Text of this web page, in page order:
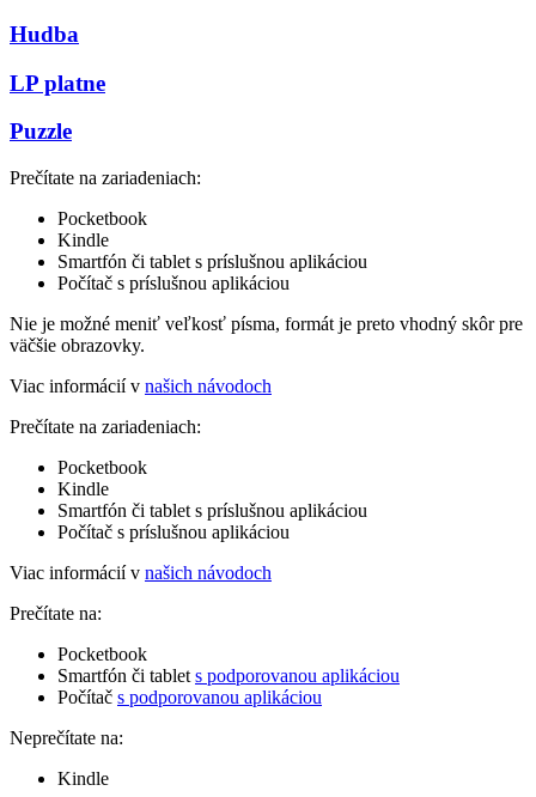
Hudba
LP platne
Puzzle
Prečítate na zariadeniach:
Pocketbook
Kindle
Smartfón či tablet s príslušnou aplikáciou
Počítač s príslušnou aplikáciou
Nie je možné meniť veľkosť písma, formát je preto vhodný skôr pre
väčšie obrazovky.
Viac informácií v našich návodoch
Prečítate na zariadeniach:
Pocketbook
Kindle
Smartfón či tablet s príslušnou aplikáciou
Počítač s príslušnou aplikáciou
Viac informácií v našich návodoch
Prečítate na:
Pocketbook
Smartfón či tablet s podporovanou aplikáciou
Počítač s podporovanou aplikáciou
Neprečítate na:
Kindle